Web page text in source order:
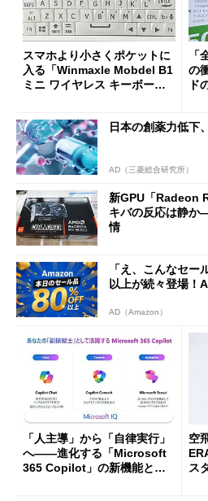
スマホより小さくポケットに
入る「Winmaxle Mobdel B1
ミニ ワイヤレス キーボー
「
の
ド
日本の創薬力低下
AD（三菱総合研究所）
新GPU「Radeon
キバの反応は静
情
「え、こんなセー
以上が続々登場！
AD（Amazon）
「人主導」から「自律実行」
へ――進化する「Microsoft
365 Copilot」の新機能とエ
空
ス